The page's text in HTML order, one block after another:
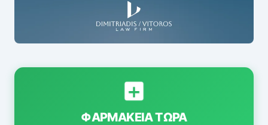
ΦΑΡΜΑΚΕΊΑ ΤΏΡΑ